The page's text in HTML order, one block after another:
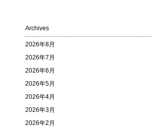
Archives
2026年8月
2026年7月
2026年6月
2026年5月
2026年4月
2026年3月
2026年2月